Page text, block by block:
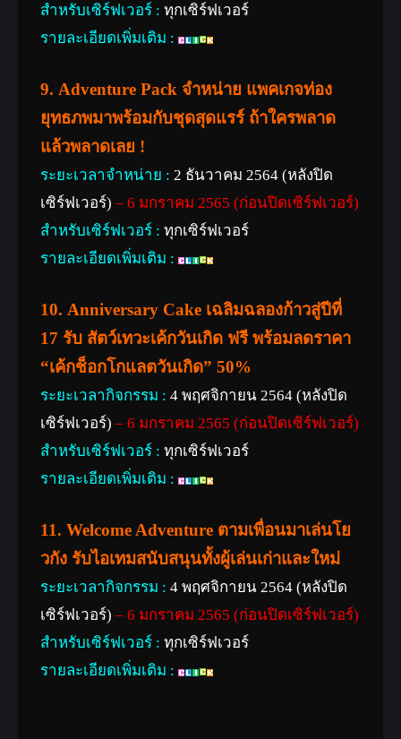
สำหรับเซิร์ฟเวอร์ : ทุกเซิร์ฟเวอร์
รายละเอียดเพิ่มเติม :
9. Adventure Pack จำหน่าย แพคเกจท่อง
ยุทธภพมาพร้อมกับชุดสุดแรร์ ถ้าใครพลาด
แล้วพลาดเลย !
ระยะเวลาจำหน่าย : 2 ธันวาคม 2564 (หลังปิด
เซิร์ฟเวอร์) – 6 มกราคม 2565 (ก่อนปิดเซิร์ฟเวอร์)
สำหรับเซิร์ฟเวอร์ : ทุกเซิร์ฟเวอร์
รายละเอียดเพิ่มเติม :
10. Anniversary Cake เฉลิมฉลองก้าวสู่ปีที่
17 รับ สัตว์เทวะเค้กวันเกิด ฟรี พร้อมลดราคา
“เค้กช็อกโกแลตวันเกิด” 50%
ระยะเวลากิจกรรม : 4 พฤศจิกายน 2564 (หลังปิด
เซิร์ฟเวอร์) – 6 มกราคม 2565 (ก่อนปิดเซิร์ฟเวอร์)
สำหรับเซิร์ฟเวอร์ : ทุกเซิร์ฟเวอร์
รายละเอียดเพิ่มเติม :
11. Welcome Adventure ตามเพื่อนมาเล่นโย
วกัง รับไอเทมสนับสนุนทั้งผู้เล่นเก่าและใหม่
ระยะเวลากิจกรรม : 4 พฤศจิกายน 2564 (หลังปิด
เซิร์ฟเวอร์) – 6 มกราคม 2565 (ก่อนปิดเซิร์ฟเวอร์)
สำหรับเซิร์ฟเวอร์ : ทุกเซิร์ฟเวอร์
รายละเอียดเพิ่มเติม :